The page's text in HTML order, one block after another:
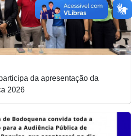
da apresentação da
2026